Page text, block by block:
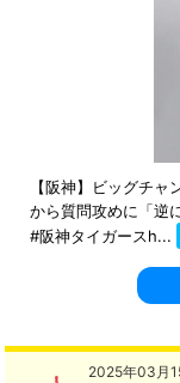
【阪神】ビッグチ
から質問攻めに「逆
#阪神タイガースh...
2025年03月